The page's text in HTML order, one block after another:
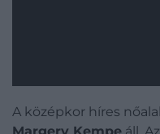
A középkor híres